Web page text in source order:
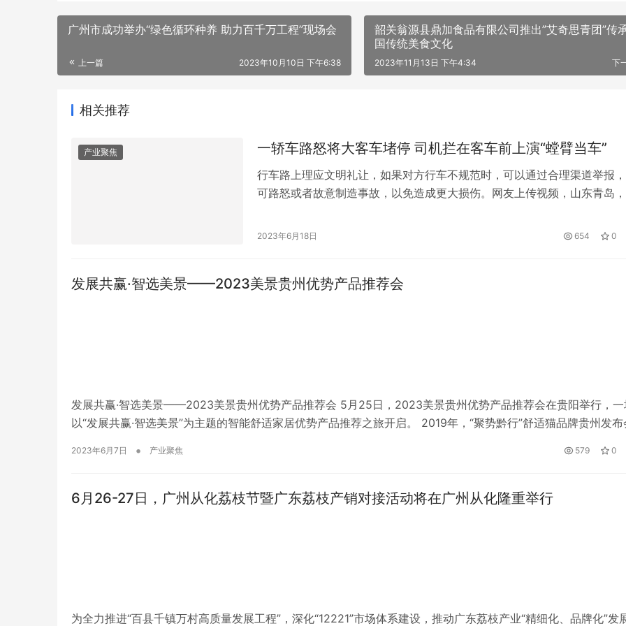
广州市成功举办“绿色循环种养 助力百千万工程”现场会
上一篇 2023年10月10日 下午6:38
韶关翁源县鼎加食品有限公司推出”艾奇思青团”传
国传统美食文化
下
2023年11月13日 下午4:34
相关推荐
产业聚焦 一轿车路怒将大客车堵停 司机拦在客车前上演“螳臂当车”
行车路上理应文明礼让，如果对方行车不规范时，可以通过合理渠道举报
可路怒或者故意制造事故，以免造成更大损伤。网友上传视频，山东青岛，
处，两车都停了下来。 随后，两车司机发生争吵并相互推搡，小轿车司机报
2023年6月18日 654 0
发展共赢·智选美景——2023美景贵州优势产品推荐会
发展共赢·智选美景——2023美景贵州优势产品推荐会 5月25日，2023美景贵州优势产品推荐会在贵阳举行，一
以“发展共赢·智选美景”为主题的智能舒适家居优势产品推荐之旅开启。 2019年，“聚势黔行”舒适猫品牌贵州发布
司的成立，更能为美景公司贵州区域的…
2023年6月7日 • 产业聚焦 579 0
6月26-27日，广州从化荔枝节暨广东荔枝产销对接活动将在广州从化隆重举行
为全力推进“百县千镇万村高质量发展工程”，深化“12221”市场体系建设，推动广东荔枝产业“精细化、品牌化”发